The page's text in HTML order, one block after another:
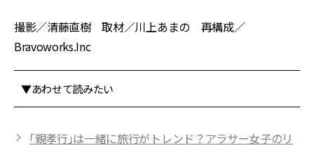
撮影／清藤直樹 取材／川上あまの 再構成／
Bravoworks.Inc
▼あわせて読みたい
「親孝行」は一緒に旅行がトレンド？アラサー女子のリ